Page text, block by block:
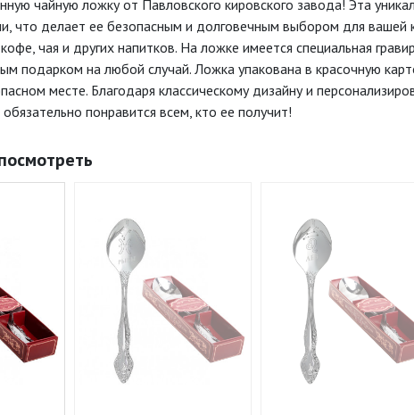
чайную ложку от Павловского кировского завода! Эта
что делает ее безопасным и долговечным выбором для вашей
чая и других напитков. На ложке имеется специальная
подарком на любой случай. Ложка упакована в красочную
месте. Благодаря классическому дизайну и
понравится всем, кто ее получит!